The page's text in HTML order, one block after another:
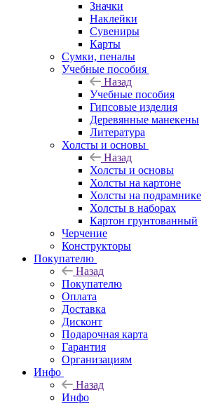
Значки
Наклейки
Сувениры
Карты
Сумки, пеналы
Учебные пособия
Назад
Учебные пособия
Гипсовые изделия
Деревянные манекены
Литература
Холсты и основы
Назад
Холсты и основы
Холсты на картоне
Холсты на подрамнике
Холсты в наборах
Картон грунтованный
Черчение
Конструкторы
Покупателю
Назад
Покупателю
Оплата
Доставка
Дисконт
Подарочная карта
Гарантия
Организациям
Инфо
Назад
Инфо